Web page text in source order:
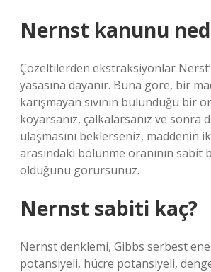
Nernst kanunu
Çözeltilerden ekstraksiyonlar
yasasına dayanır. Buna göre, bir
karışmayan sıvının bulunduğu bir
koyarsanız, çalkalarsanız ve sonra
ulaşmasını beklerseniz, maddenin
arasındaki bölünme oranının sabit
olduğunu görürsünüz.
Nernst sabiti kaç?
Nernst denklemi, Gibbs serbest
potansiyeli, hücre potansiyeli,